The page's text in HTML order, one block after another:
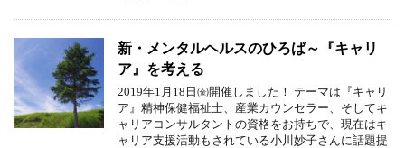
新・メンタルヘルスのひろば～『キャリ
ア』を考える
2019年1月18日㈮開催しました！ テーマは『キャリ
ア』精神保健福祉士、産業カウンセラー、そしてキ
ャリアコンサルタントの資格をお持ちで、現在はキ
ャリア支援活動もされている小川妙子さんに話題提